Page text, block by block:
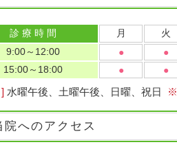
診 療 時 間 月 火
9:00～12:00
● ●
15:00～18:00
● ●
水曜午後、土曜午後、日曜、祝日 ※
院へのアクセス